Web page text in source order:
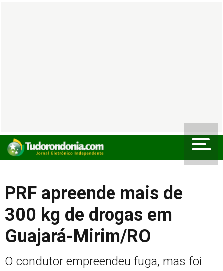
PRF apreende mais de
300 kg de drogas em
Guajará-Mirim/RO
O condutor empreendeu fuga, mas foi